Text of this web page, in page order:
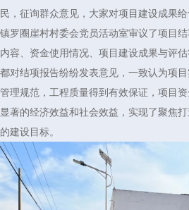
民，征询群众意见，大家对项目建设成果
镇罗圈崖村村委会党员活动室审议了项目
内容、资金使用情况、项目建设成果与评
都对结项报告纷纷发表意见，一致认为项
管理规范，工程质量得到有效保证，项目
显著的经济效益和社会效益，实现了聚焦
的建设目标。